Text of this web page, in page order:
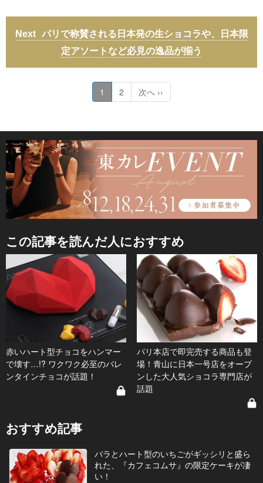
パリで称賛される日本発の生ショコラや、日本限
定アソートなど必見の逸品が揃う
1 2 次へ ››
この記事を読んだ人におすすめ
赤いハート型チョコをハンマー
で壊す…!? ワクワク必至のバレ
ンタインチョコが話題！
パリ本店で即完売する商品も登
場！青山に日本一号店をオープ
ンした大人気ショコラ専門店が
話題
おすすめ記事
バラとハート型のいちごがギッシリと盛ら
れた、『カフェコムサ』の限定ケーキが凄
い！